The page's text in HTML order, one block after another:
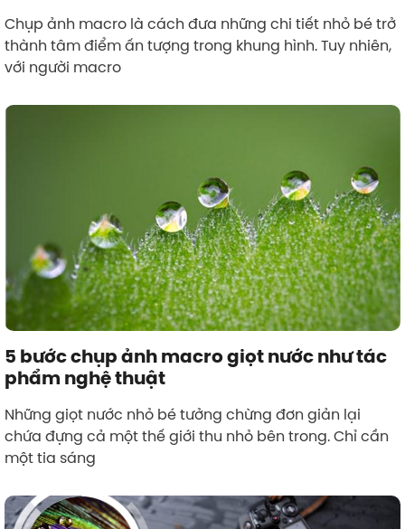
Chụp ảnh macro là cách đưa những chi tiết nhỏ bé trở
thành tâm điểm ấn tượng trong khung hình. Tuy nhiên,
với người macro
5 bước chụp ảnh macro giọt nước như tác
phẩm nghệ thuật
Những giọt nước nhỏ bé tưởng chừng đơn giản lại
chứa đựng cả một thế giới thu nhỏ bên trong. Chỉ cần
một tia sáng